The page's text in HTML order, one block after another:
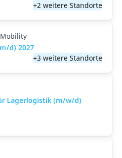
+2 weitere Standorte
d) 2027
+3 weitere Standorte
Lagerlogistik (m/w/d)